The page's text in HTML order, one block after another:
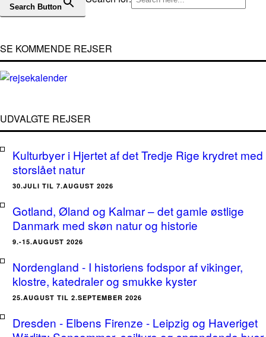
Search Button
SE KOMMENDE REJSER
UDVALGTE REJSER
Kulturbyer i Hjertet af det Tredje Rige krydret med
storslået natur
30.JULI TIL 7.AUGUST 2026
Gotland, Øland og Kalmar – det gamle østlige
Danmark med skøn natur og historie
9.-15.AUGUST 2026
Nordengland - I historiens fodspor af vikinger,
klostre, katedraler og smukke kyster
25.AUGUST TIL 2.SEPTEMBER 2026
Dresden - Elbens Firenze - Leipzig og Haveriget